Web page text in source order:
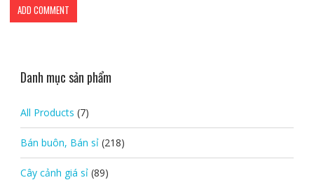
Danh mục sản phẩm
All Products (7)
Bán buôn, Bán sỉ (218)
Cây cảnh giá sỉ (89)